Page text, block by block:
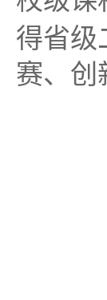
得省级
赛、创